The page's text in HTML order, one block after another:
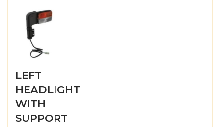
LEFT
HEADLIGHT
WITH
SUPPORT